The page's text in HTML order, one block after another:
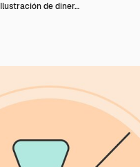
Ilustración de diner…